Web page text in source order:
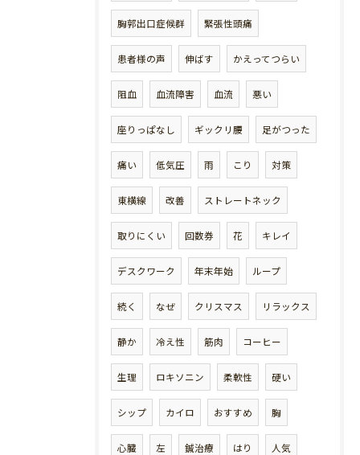
胸郭出口症候群 緊張性頭痛
患者様の声 伸ばす かえってつらい
阻血 血流障害 血流 悪い
座りっぱなし ギックリ腰 足がつった
痛い 低気圧 雨 こり 対策
東横線 改善 ストレートネック
取りにくい 回数券 花 キレイ
デスクワーク 年末年始 ループ
続く なぜ クリスマス リラックス
静か 冷え性 筋肉 コーヒー
生理 ロキソニン 柔軟性 硬い
シップ カイロ おすすめ 胸
心臓 左 鍼治療 はり 人気